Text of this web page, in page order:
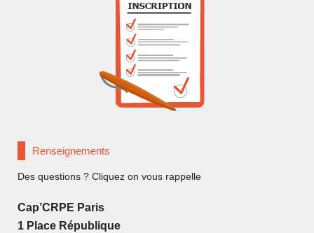
Renseignements
Des questions ? Cliquez on vous rappelle
Cap’CRPE Paris
1 Place République